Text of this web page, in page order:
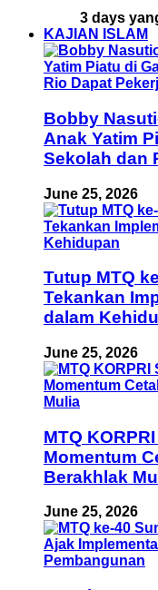
3 days
KAJIAN ISLAM
Bobby
Anak Yatim
Sekolah dan
June 25, 2026
Tutup MTQ
Tekankan
dalam
June 25, 2026
MTQ
Momentum
Berakhlak
June 25, 2026